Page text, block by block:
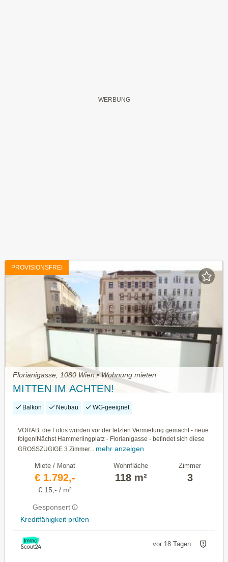
PROVISIONSFREI
Florianigasse, 1080 Wien • Wohnung mieten
MITTEN IM ACHTEN!
Balkon Neubau WG-geeignet
VORAB: die Fotos wurden vor der letzten Vermietung gemacht - neue
folgen!Nächst Hammerlingplatz - Florianigasse - befindet sich diese
GROSSZÜGIGE 3 Zimmer... mehr anzeigen
Miete / Monat
€ 1.792,-
€ 15,- / m²
Gesponsert
Kreditfähigkeit prüfen
Wohnfläche
118 m²
Zimmer
3
vor 18 Tagen